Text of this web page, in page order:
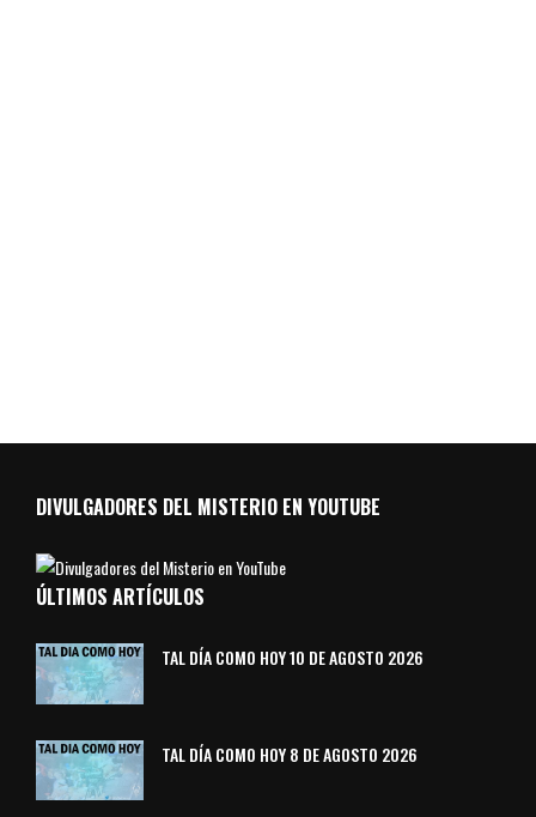
DIVULGADORES DEL MISTERIO EN YOUTUBE
ÚLTIMOS ARTÍCULOS
TAL DÍA COMO HOY 10 DE AGOSTO 2026
TAL DÍA COMO HOY 8 DE AGOSTO 2026